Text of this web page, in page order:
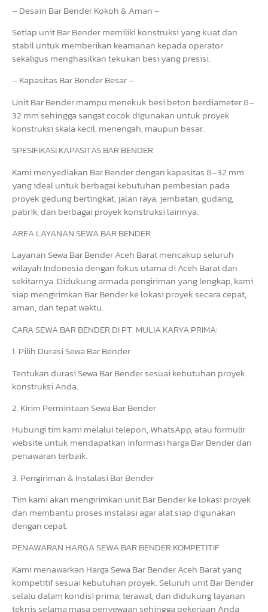
– Desain Bar Bender Kokoh & Aman –
Setiap unit Bar Bender memiliki konstruksi yang kuat dan
stabil untuk memberikan keamanan kepada operator
sekaligus menghasilkan tekukan besi yang presisi.
– Kapasitas Bar Bender Besar –
Unit Bar Bender mampu menekuk besi beton berdiameter 8–
32 mm sehingga sangat cocok digunakan untuk proyek
konstruksi skala kecil, menengah, maupun besar.
SPESIFIKASI KAPASITAS BAR BENDER
Kami menyediakan Bar Bender dengan kapasitas 8–32 mm
yang ideal untuk berbagai kebutuhan pembesian pada
proyek gedung bertingkat, jalan raya, jembatan, gudang,
pabrik, dan berbagai proyek konstruksi lainnya.
AREA LAYANAN SEWA BAR BENDER
Layanan Sewa Bar Bender Aceh Barat mencakup seluruh
wilayah Indonesia dengan fokus utama di Aceh Barat dan
sekitarnya. Didukung armada pengiriman yang lengkap, kami
siap mengirimkan Bar Bender ke lokasi proyek secara cepat,
aman, dan tepat waktu.
CARA SEWA BAR BENDER DI PT. MULIA KARYA PRIMA:
1. Pilih Durasi Sewa Bar Bender
Tentukan durasi Sewa Bar Bender sesuai kebutuhan proyek
konstruksi Anda.
2. Kirim Permintaan Sewa Bar Bender
Hubungi tim kami melalui telepon, WhatsApp, atau formulir
website untuk mendapatkan informasi harga Bar Bender dan
penawaran terbaik.
3. Pengiriman & Instalasi Bar Bender
Tim kami akan mengirimkan unit Bar Bender ke lokasi proyek
dan membantu proses instalasi agar alat siap digunakan
dengan cepat.
PENAWARAN HARGA SEWA BAR BENDER KOMPETITIF
Kami menawarkan Harga Sewa Bar Bender Aceh Barat yang
kompetitif sesuai kebutuhan proyek. Seluruh unit Bar Bender
selalu dalam kondisi prima, terawat, dan didukung layanan
teknis selama masa penyewaan sehingga pekerjaan Anda